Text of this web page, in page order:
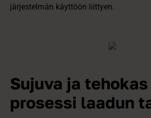
järjestelmän käyttöön liittyen.
Sujuva ja tehokas
prosessi laadun